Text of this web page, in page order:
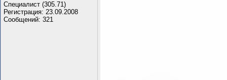
Специалист (305.71)
Регистрация: 23.09.2008
Сообщений: 321